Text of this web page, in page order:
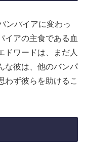
ンパイアに変わっ
イアの主食である血
ドワードは、まだ人
な彼は、他のバンパ
わず彼らを助けるこ